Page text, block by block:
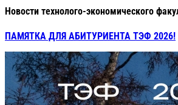
Новости технолого-экономического
ПАМЯТКА ДЛЯ АБИТУРИЕНТА ТЭФ 2026!